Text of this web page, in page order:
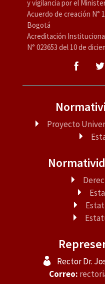
y vigilancia por el
Acuerdo de creación N°
Bogotá
Acreditación
N° 023653 del 10 de
Proyecto
Rector Dr.
Correo: